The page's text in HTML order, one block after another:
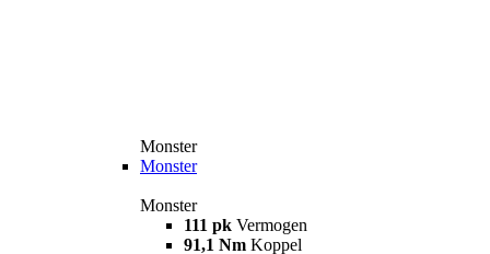
Monster
Monster
Monster
111 pk Vermogen
91,1 Nm Koppel